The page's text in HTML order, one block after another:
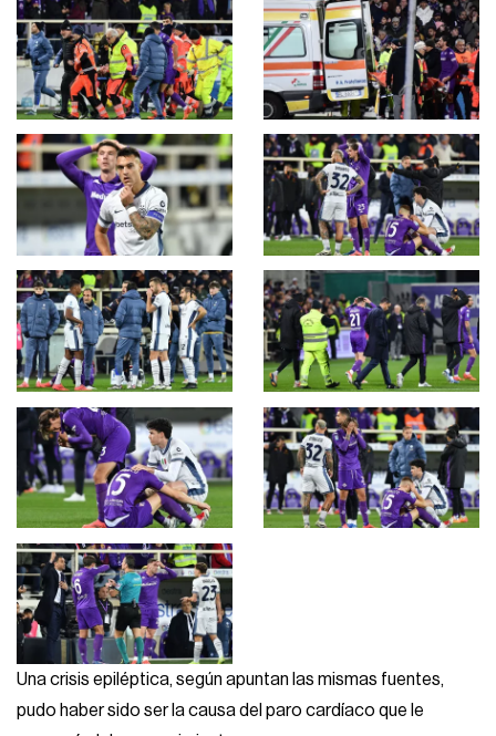
Una crisis epiléptica, según apuntan las mismas fuentes,
pudo haber sido ser la causa del paro cardíaco que le